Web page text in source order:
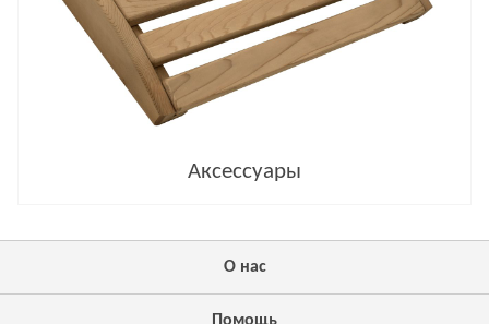
Аксессуары
О нас